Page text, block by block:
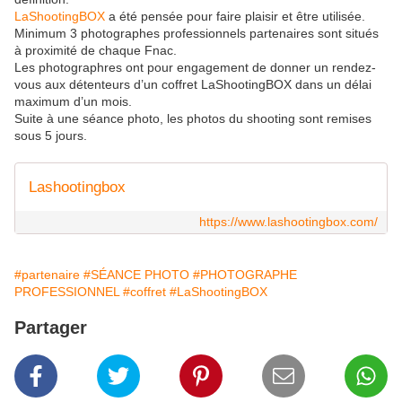
LaShootingBOX a été pensée pour faire plaisir et être utilisée.
Minimum 3 photographes professionnels partenaires sont situés
à proximité de chaque Fnac.
Les photographres ont pour engagement de donner un rendez-
vous aux détenteurs d’un coffret LaShootingBOX dans un délai
maximum d’un mois.
Suite à une séance photo, les photos du shooting sont remises
sous 5 jours.
Lashootingbox
https://www.lashootingbox.com/
#partenaire #SÉANCE PHOTO #PHOTOGRAPHE
PROFESSIONNEL #coffret #LaShootingBOX
Partager